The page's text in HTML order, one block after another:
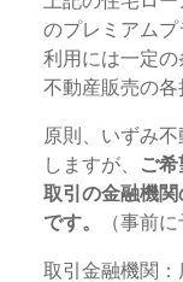
のプレミアム
利用には一定
不動産販売の各
原則、いずみ
しますが、
ご
取引の金融機
です。
（事前
取引金融機関